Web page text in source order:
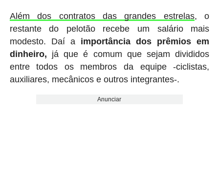
Além dos contratos das grandes estrelas, o
restante do pelotão recebe um salário mais
modesto. Daí a importância dos prêmios em
dinheiro, já que é comum que sejam divididos
entre todos os membros da equipe -ciclistas,
auxiliares, mecânicos e outros integrantes-.
Anunciar